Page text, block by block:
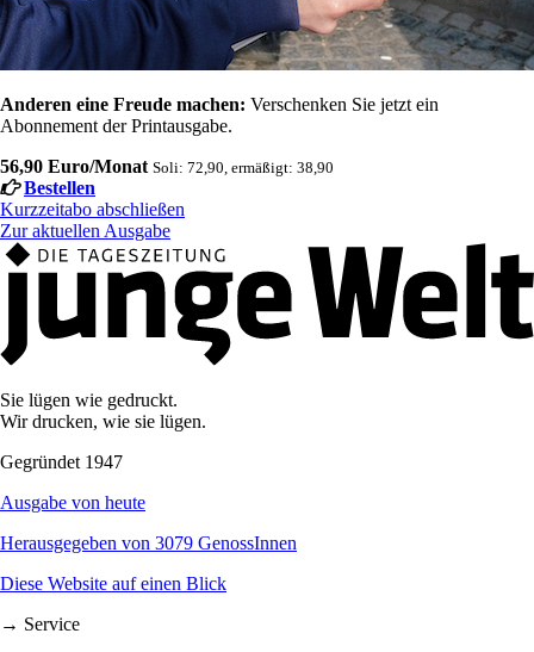
Anderen eine Freude machen: Verschenken Sie jetzt ein
Abonnement der Printausgabe.
56,90 Euro/Monat Soli: 72,90, ermäßigt: 38,90
Bestellen
Kurzzeitabo abschließen
Zur aktuellen Ausgabe
Sie lügen wie gedruckt.
Wir drucken, wie sie lügen.
Gegründet 1947
Ausgabe von heute
Herausgegeben von 3079 GenossInnen
Diese Website auf einen Blick
→ Service